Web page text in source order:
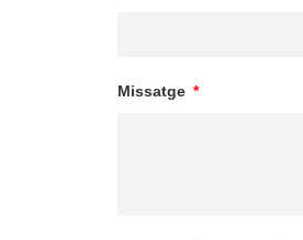
Missatge